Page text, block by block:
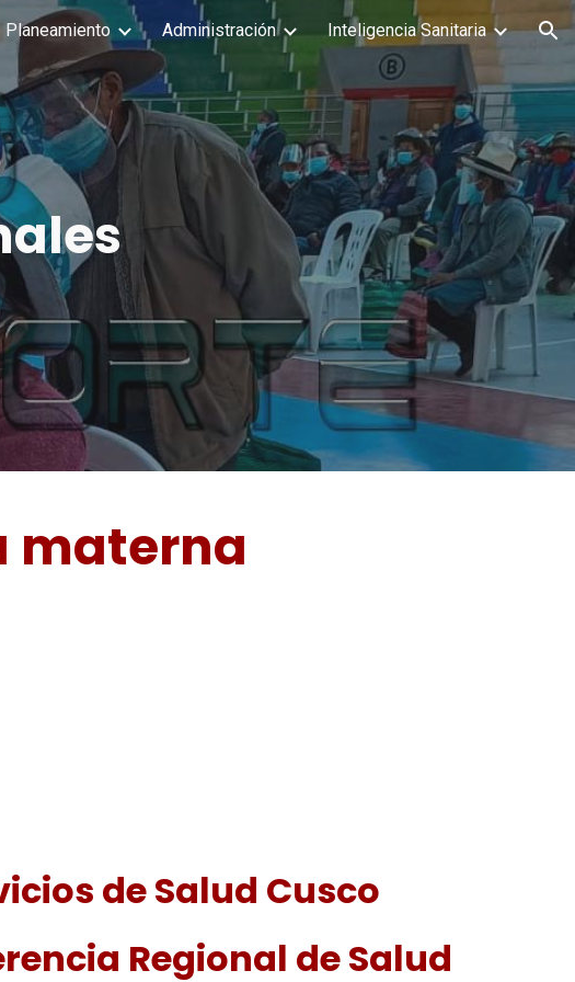
to navigation
Planeamiento Administración Inteligencia Sanitaria
materna
de Salud Cusco
Regional de Salud